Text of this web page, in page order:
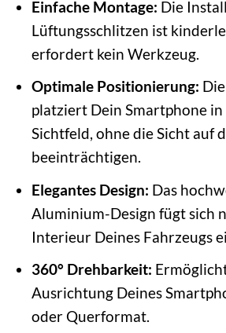
Einfache Montage: Die
Lüftungsschlitzen ist
erfordert kein Werkzeug.
Optimale Positionierung:
platziert Dein Smartphone
Sichtfeld, ohne die Sicht auf
beeinträchtigen.
Elegantes Design: Das
Aluminium-Design fügt sich
Interieur Deines Fahrzeugs
360° Drehbarkeit:
Ausrichtung Deines
oder Querformat.